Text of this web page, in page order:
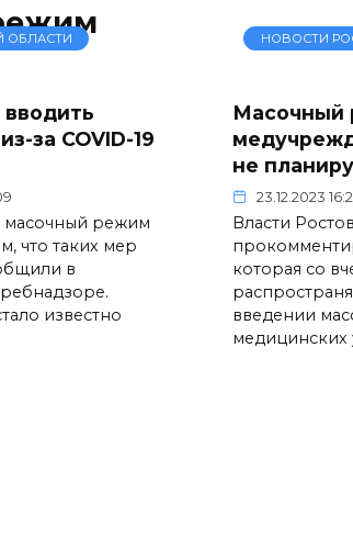
ОБЛАСТИ
за COVID-19
масочный режим
что таких мер
в
известно
НОВОСТИ
Масочный
не
23.12.2023
Власти
которая со
введении
медицинских